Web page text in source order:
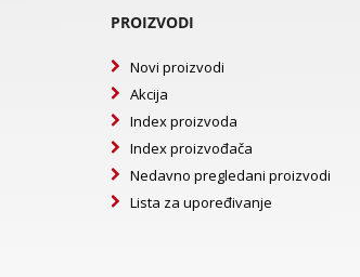
PROIZVODI
Novi proizvodi
Akcija
Index proizvoda
Index proizvođača
Nedavno pregledani proizvodi
Lista za upoređivanje